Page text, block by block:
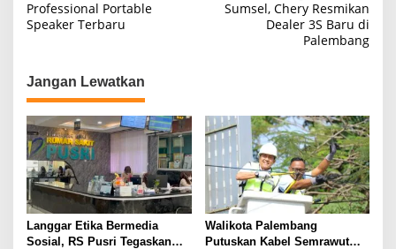
a
v
g
a
s
i
p
o
s
Professional Portable
Speaker Terbaru
Sumsel, Chery Resmikan
Dealer 3S Baru di
Palembang
Jangan Lewatkan
Langgar Etika Bermedia
Sosial, RS Pusri Tegaskan
Walikota Palembang
Putuskan Kabel Semrawut